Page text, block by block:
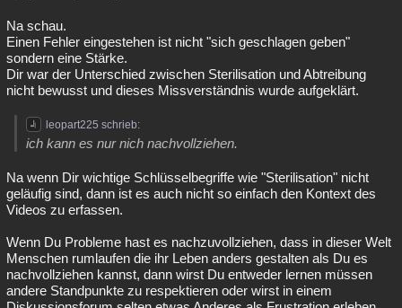
Na schau.
Einen Fehler eingestehen ist nicht "sich geschlagen geben"
sondern eine Stärke.
Dir war der Unterschied zwischen Sterilisation und Abtreibung
nicht bewusst und dieses Missverständnis wurde aufgeklärt.
leopart225 schrieb:
ich kann es nur nich nachvollziehen.
Na wenn Dir wichtige Schlüsselbegriffe wie "Sterilisation" nicht
geläufig sind, dann ist es auch nicht so einfach den Kontext des
Videos zu erfassen.
Wenn Du Probleme hast es nachzuvollziehen, dass in dieser Welt
Menschen rumlaufen die ihr Leben anders gestalten als Du es
nachvollziehen kannst, dann wirst Du entweder lernen müssen
andere Standpunkte zu respektieren oder wirst in einem